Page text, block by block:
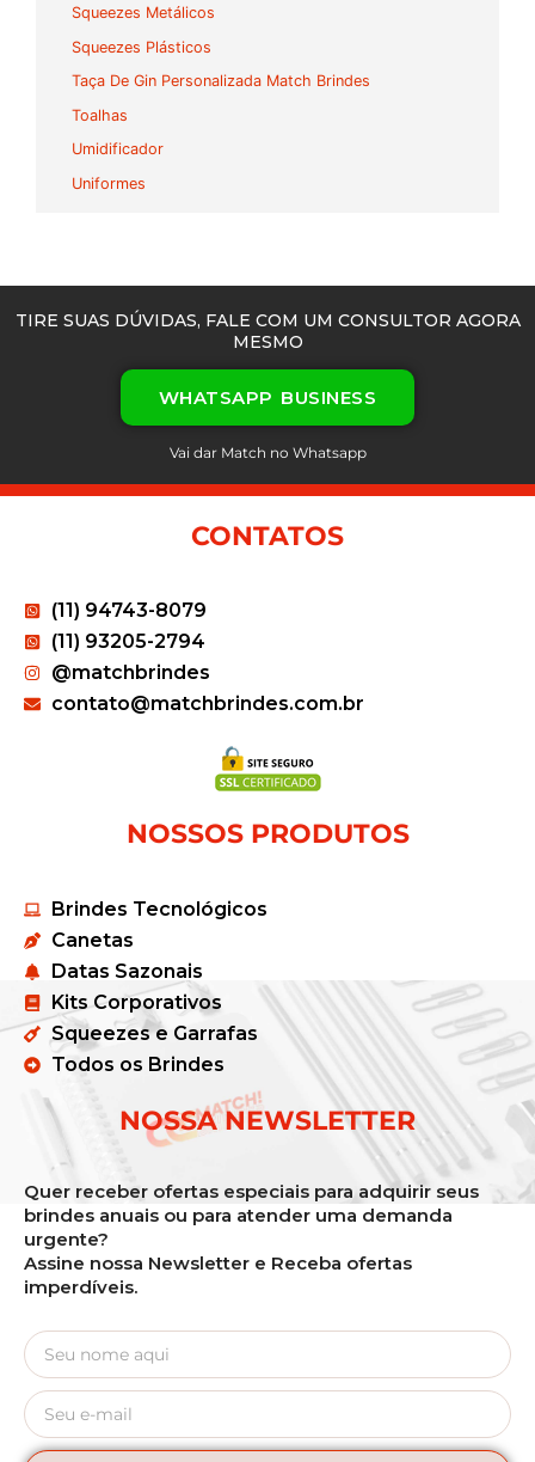
Squeezes Metálicos
Squeezes Plásticos
Taça De Gin Personalizada Match Brindes
Toalhas
Umidificador
Uniformes
TIRE SUAS DÚVIDAS, FALE COM UM CONSULTOR AGORA
MESMO
WHATSAPP BUSINESS
Vai dar Match no Whatsapp
CONTATOS
(11) 94743-8079
(11) 93205-2794
@matchbrindes
contato@matchbrindes.com.br
NOSSOS PRODUTOS
Brindes Tecnológicos
Canetas
Datas Sazonais
Kits Corporativos
Squeezes e Garrafas
Todos os Brindes
NOSSA NEWSLETTER
Quer receber ofertas especiais para adquirir seus
brindes anuais ou para atender uma demanda
urgente?
Assine nossa Newsletter e Receba ofertas
imperdíveis.